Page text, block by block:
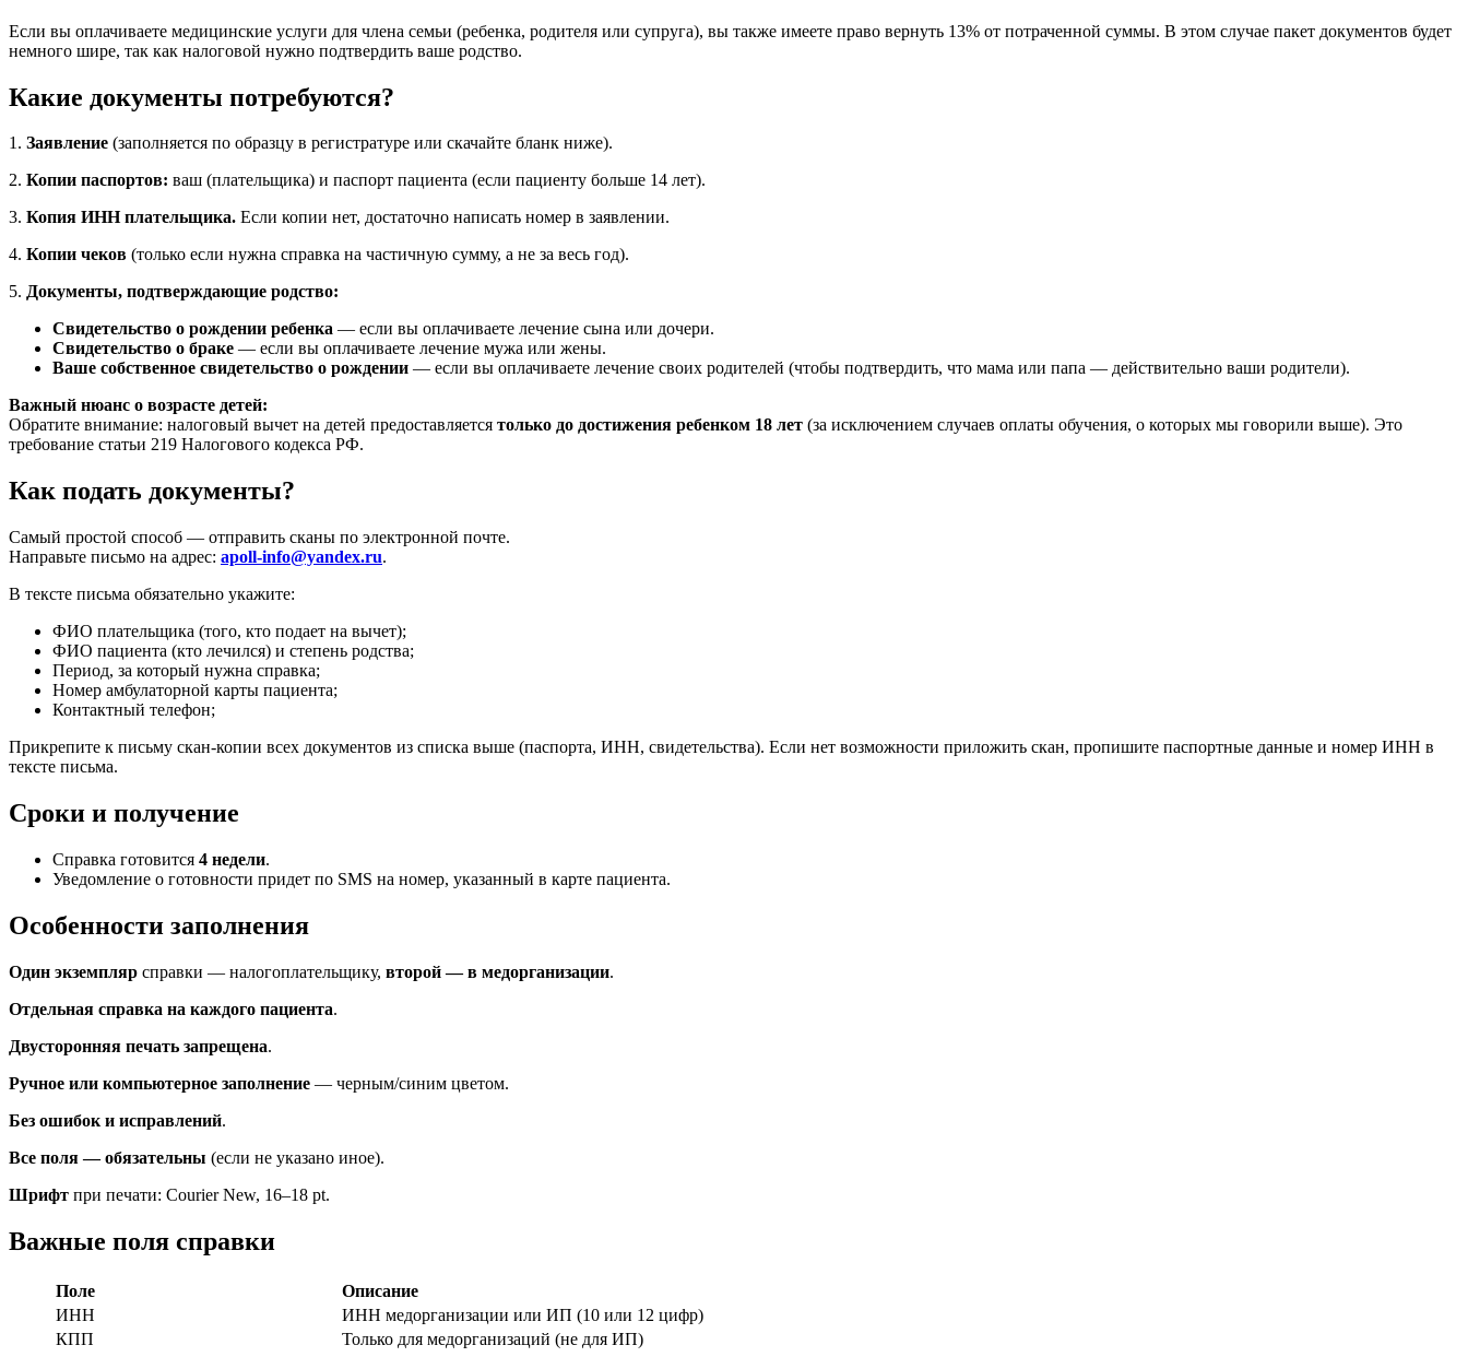
Если вы оплачиваете медицинские услуги для члена семьи (ребенка, родителя или супруга), вы также имеете право вернуть 13% от потраченной суммы. В этом случае пакет документов будет
немного шире, так как налоговой нужно подтвердить ваше родство.
Какие документы потребуются?
1. Заявление (заполняется по образцу в регистратуре или скачайте бланк ниже).
2. Копии паспортов: ваш (плательщика) и паспорт пациента (если пациенту больше 14 лет).
3. Копия ИНН плательщика. Если копии нет, достаточно написать номер в заявлении.
4. Копии чеков (только если нужна справка на частичную сумму, а не за весь год).
5. Документы, подтверждающие родство:
Свидетельство о рождении ребенка — если вы оплачиваете лечение сына или дочери.
Свидетельство о браке — если вы оплачиваете лечение мужа или жены.
Ваше собственное свидетельство о рождении — если вы оплачиваете лечение своих родителей (чтобы подтвердить, что мама или папа — действительно ваши родители).
Важный нюанс о возрасте детей:
Обратите внимание: налоговый вычет на детей предоставляется только до достижения ребенком 18 лет (за исключением случаев оплаты обучения, о которых мы говорили выше). Это
требование статьи 219 Налогового кодекса РФ.
Как подать документы?
Самый простой способ — отправить сканы по электронной почте.
Направьте письмо на адрес: apoll-info@yandex.ru.
В тексте письма обязательно укажите:
ФИО плательщика (того, кто подает на вычет);
ФИО пациента (кто лечился) и степень родства;
Период, за который нужна справка;
Номер амбулаторной карты пациента;
Контактный телефон;
Прикрепите к письму скан-копии всех документов из списка выше (паспорта, ИНН, свидетельства). Если нет возможности приложить скан, пропишите паспортные данные и номер ИНН в
тексте письма.
Сроки и получение
Справка готовится 4 недели.
Уведомление о готовности придет по SMS на номер, указанный в карте пациента.
Особенности заполнения
Один экземпляр справки — налогоплательщику, второй — в медорганизации.
Отдельная справка на каждого пациента.
Двусторонняя печать запрещена.
Ручное или компьютерное заполнение — черным/синим цветом.
Без ошибок и исправлений.
Все поля — обязательны (если не указано иное).
Шрифт при печати: Courier New, 16–18 pt.
Важные поля справки
Поле
Описание
ИНН
ИНН медорганизации или ИП (10 или 12 цифр)
КПП
Только для медорганизаций (не для ИП)